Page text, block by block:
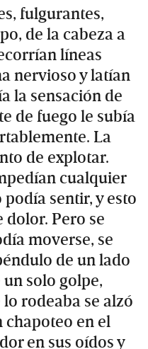
fulgurantes,
de la cabeza a
líneas
nervioso y latían
la sensación de
de fuego le subía
La
de explotar.
cualquier
sentir, y esto
Pero se
moverse, se
de un lado
solo golpe,
rodeaba se alzó
chapoteo en el
en sus oídos y